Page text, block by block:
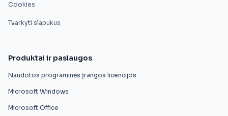
Cookies
Tvarkyti slapukus
Produktai ir paslaugos
Naudotos programinės įrangos licencijos
Microsoft Windows
Microsoft Office